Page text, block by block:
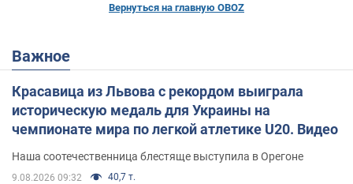
Вернуться на главную OBOZ
Важное
Красавица из Львова с рекордом выиграла
историческую медаль для Украины на
чемпионате мира по легкой атлетике U20. Видео
Наша соотечественница блестяще выступила в Орегоне
9.08.2026 09:32 40,7 т.